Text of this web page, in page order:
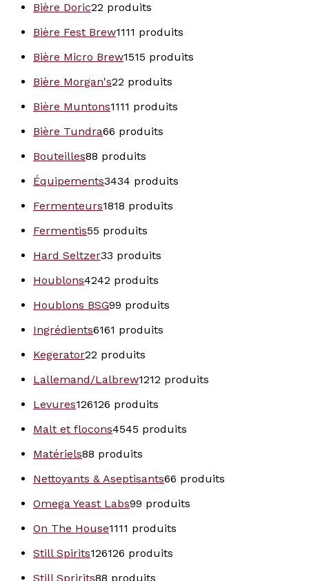
Bière Doric22 produits
Bière Fest Brew1111 produits
Bière Micro Brew1515 produits
Bière Morgan's22 produits
Bière Muntons1111 produits
Bière Tundra66 produits
Bouteilles88 produits
Équipements3434 produits
Fermenteurs1818 produits
Fermentis55 produits
Hard Seltzer33 produits
Houblons4242 produits
Houblons BSG99 produits
Ingrédients6161 produits
Kegerator22 produits
Lallemand/Lalbrew1212 produits
Levures126126 produits
Malt et flocons4545 produits
Matériels88 produits
Nettoyants & Aseptisants66 produits
Omega Yeast Labs99 produits
On The House1111 produits
Still Spirits126126 produits
Still Spririts88 produits